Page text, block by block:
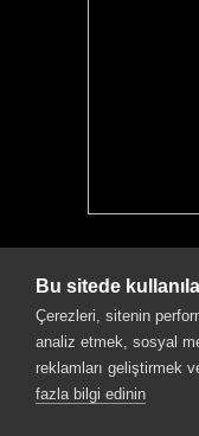
Bu proje T.C. Kültür
Kültür ve Turizm
hiçbir suretle Kültür ve
Bu sitede
Çerezleri, sitenin
analiz etmek, sosyal
reklamları geliştirmek
fazla bilgi edinin